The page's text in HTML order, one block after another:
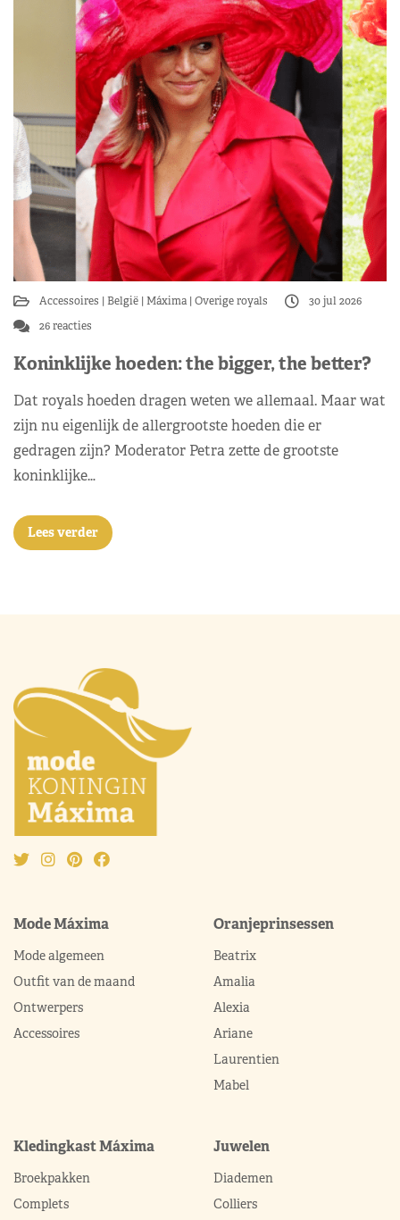
Accessoires België Máxima Overige royals
30 jul 2026
26 reacties
Koninklijke hoeden: the bigger, the better?
Dat royals hoeden dragen weten we allemaal. Maar wat
zijn nu eigenlijk de allergrootste hoeden die er
gedragen zijn? Moderator Petra zette de grootste
koninklijke…
Lees verder
Mode Máxima
Mode algemeen
Outfit van de maand
Ontwerpers
Accessoires
Oranjeprinsessen
Beatrix
Amalia
Alexia
Ariane
Laurentien
Mabel
Kledingkast Máxima
Broekpakken
Complets
Juwelen
Diademen
Colliers